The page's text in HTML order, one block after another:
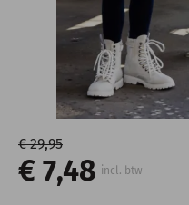
€ 29,95
€ 7,48 incl. btw